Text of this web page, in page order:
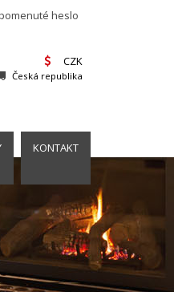
heslo
CZK
Česká republika
KONTAKT